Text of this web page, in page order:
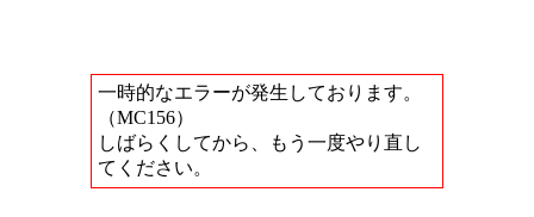
一時的なエラーが発生しております。
（MC156）
しばらくしてから、もう一度やり直し
てください。